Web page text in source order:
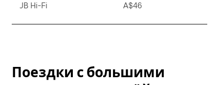
JB Hi-Fi A$46
Поездки с большими